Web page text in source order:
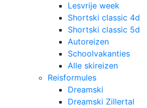
Lesvrije week
Shortski classic 4d
Shortski classic 5d
Autoreizen
Schoolvakanties
Alle skireizen
Reisformules
Dreamski
Dreamski Zillertal